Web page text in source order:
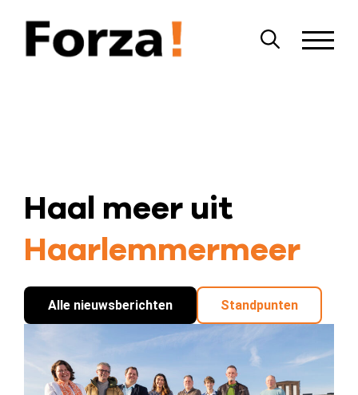
Haal meer uit
Haarlemmer­meer
Alle nieuwsberichten Standpunten